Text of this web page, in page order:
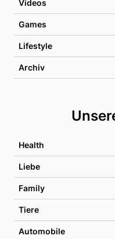
Videos
Games
Lifestyle
Archiv
Health
Liebe
Family
Tiere
Automobile